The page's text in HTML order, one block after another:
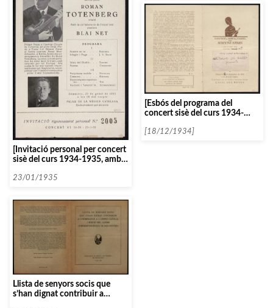
[Invitació personal per concert
sisè del curs 1934-1935, amb
23/01/1935
[Esbós del programa del
concert sisè del curs 1934-
[18/12/1934]
Llista de senyors socis que
s’han dignat contribuir a